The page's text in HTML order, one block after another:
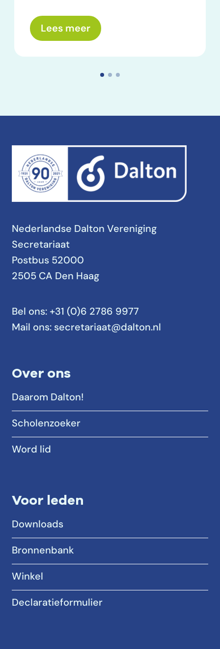
Lees meerover: Wat nemen we mee?
Nederlandse Dalton Vereniging
Secretariaat
Postbus 52000
2505 CA Den Haag
Bel ons: +31 (0)6 2786 9977
Mail ons: secretariaat@dalton.nl
Over ons
Daarom Dalton!
Scholenzoeker
Word lid
Voor leden
Downloads
Bronnenbank
Winkel
Declaratieformulier